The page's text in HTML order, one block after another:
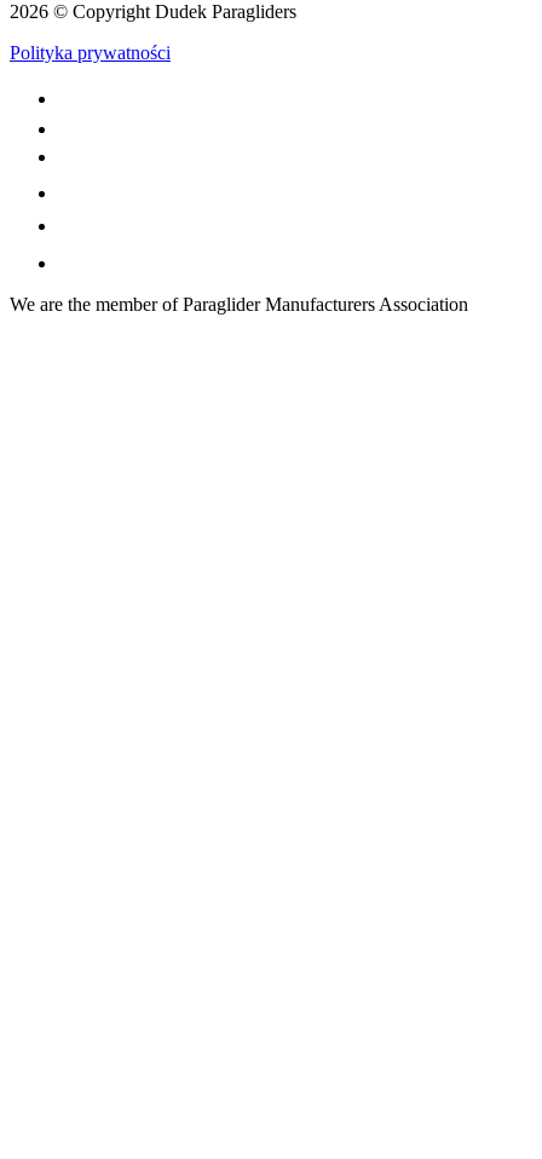
2026 © Copyright Dudek Paragliders
Polityka prywatności
We are the member of Paraglider Manufacturers Association